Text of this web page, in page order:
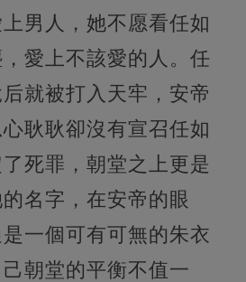
男人，她不愿看任如
愛上不該愛的人。任
就被打入天牢，安帝
耿耿卻沒有宣召任如
死罪，朝堂之上更是
名字，在安帝的眼
一個可有可無的朱衣
朝堂的平衡不值一